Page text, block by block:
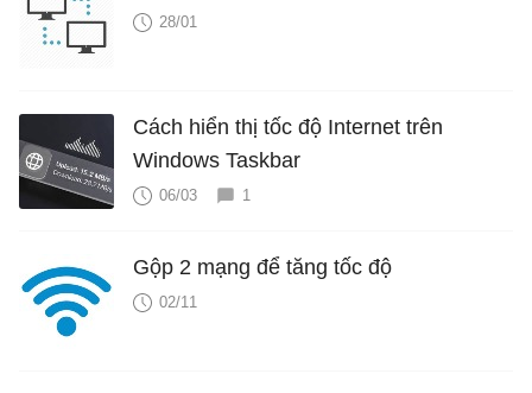
28/01
Cách hiển thị tốc độ Internet trên
Windows Taskbar
06/03 1
Gộp 2 mạng để tăng tốc độ
02/11